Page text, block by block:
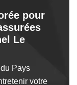
pour
Le
Pays
votre